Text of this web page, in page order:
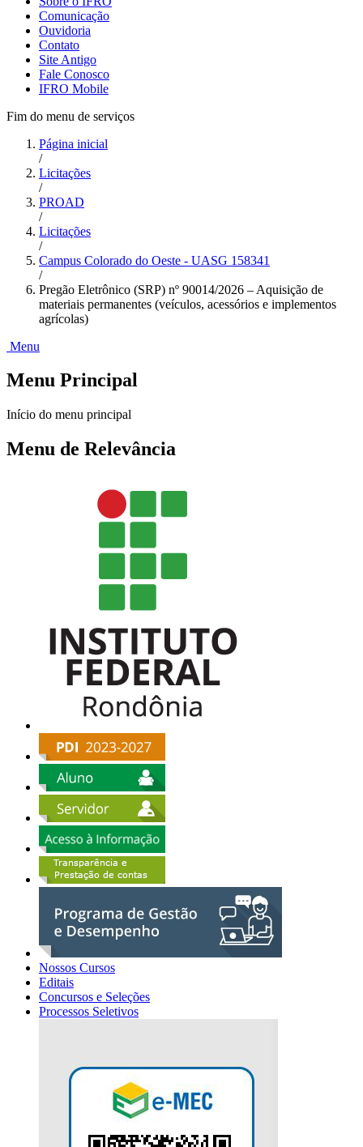
Comunicação
Ouvidoria
Contato
Site Antigo
Fale Conosco
IFRO Mobile
Fim do menu de serviços
Página inicial
/
Licitações
/
PROAD
/
Licitações
/
Campus Colorado do Oeste - UASG 158341
/
Pregão Eletrônico (SRP) nº 90014/2026 – Aquisição de
materiais permanentes (veículos, acessórios e implementos
agrícolas)
Menu
Menu Principal
Início do menu principal
Menu de Relevância
Nossos Cursos
Editais
Concursos e Seleções
Processos Seletivos